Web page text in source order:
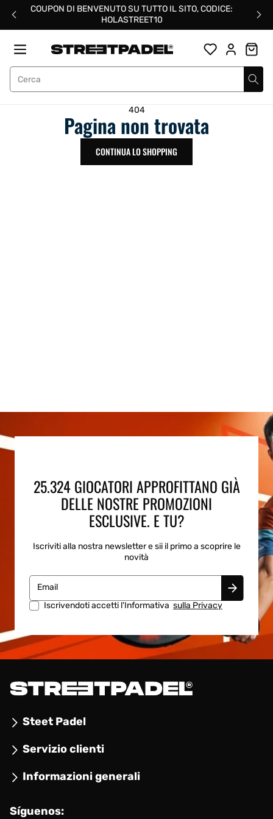
COUPON DI BENVENUTO SU TUTTO IL SITO, CODICE:
HOLASTREET10
Street Padel
404
Pagina non trovata
CONTINUA LO SHOPPING
25.324 GIOCATORI APPROFITTANO GIÀ
DELLE NOSTRE PROMOZIONI
ESCLUSIVE. E TU?
Iscriviti alla nostra newsletter e sii il primo a scoprire le
novità
Email
Iscrivendoti accetti l'Informativa sulla Privacy
Steet Padel
Servizio clienti
Informazioni generali
Síguenos: